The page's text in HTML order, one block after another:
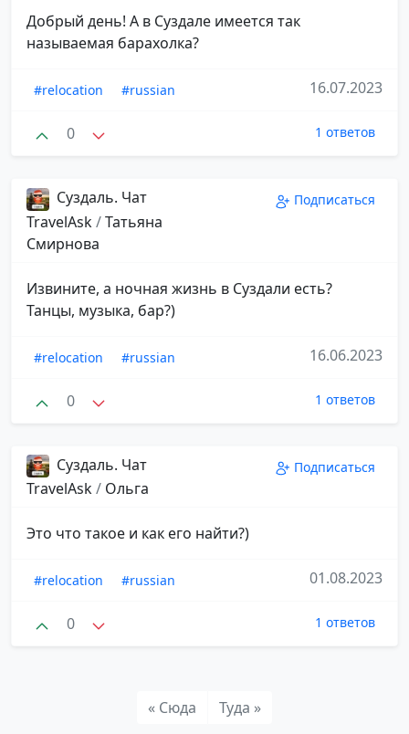
Добрый день! А в Суздале имеется так
называемая барахолка?
#relocation #russian 16.07.2023
0 1 ответов
Суздаль. Чат
TravelAsk/Татьяна
Смирнова
Подписаться
Извините, а ночная жизнь в Суздали есть?
Танцы, музыка, бар?)
#relocation #russian 16.06.2023
0 1 ответов
Суздаль. Чат
TravelAsk/ Ольга
Подписаться
Это что такое и как его найти?)
#relocation #russian 01.08.2023
0 1 ответов
« Сюда Туда »